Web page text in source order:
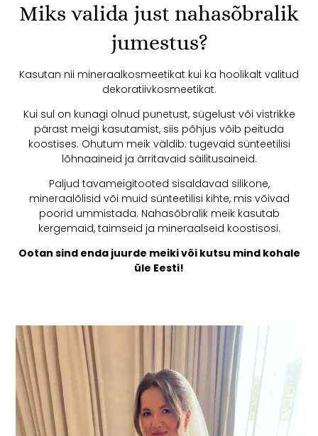
Miks valida just nahasõbralik
jumestus?
Kasutan nii mineraalkosmeetikat kui ka hoolikalt valitud
dekoratiivkosmeetikat.
Kui sul on kunagi olnud punetust, sügelust või vistrikke
pärast meigi kasutamist, siis põhjus võib peituda
koostises. Ohutum meik väldib: tugevaid sünteetilisi
lõhnaaineid ja ärritavaid säilitusaineid.
Paljud tavameigitooted sisaldavad silikone,
mineraalõlisid või muid sünteetilisi kihte, mis võivad
poorid ummistada. Nahasõbralik meik kasutab
kergemaid, taimseid ja mineraalseid koostisosi.
Ootan sind enda juurde meiki või kutsu mind kohale
üle Eesti!